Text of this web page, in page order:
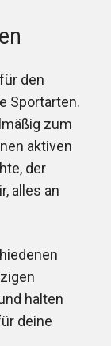
den
Sportarten.
zum
aktiven
der
alles an
halten
deine